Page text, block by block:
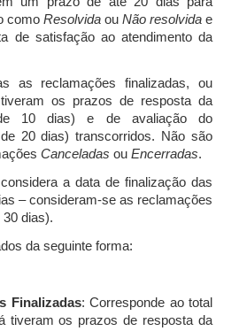
como Resolvida ou Não resolvida e
de satisfação ao atendimento da
as reclamações finalizadas, ou
os prazos de resposta da
10 dias) e de avaliação do
20 dias) transcorridos. Não são
Canceladas ou Encerradas.
a data de finalização das
– consideram-se as reclamações
dias).
da seguinte forma:
Finalizadas: Corresponde ao total
tiveram os prazos de resposta da